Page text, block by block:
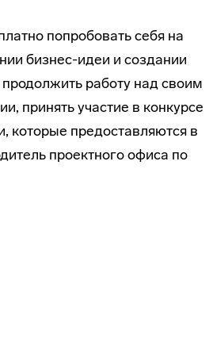
попробовать себя на
бизнес-идеи и создании
работу над своим
принять участие в конкурсе
которые предоставляются в
проектного офиса по